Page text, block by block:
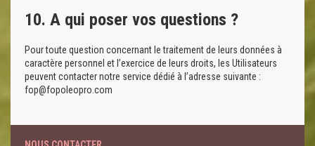
10. A qui poser vos questions ?
Pour toute question concernant le traitement de leurs données à
caractère personnel et l’exercice de leurs droits, les Utilisateurs
peuvent contacter notre service dédié à l’adresse suivante :
fop@fopoleopro.com